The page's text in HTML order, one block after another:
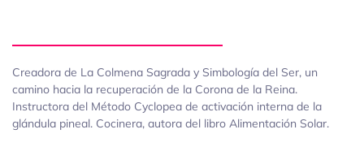
Creadora de La Colmena Sagrada y Simbología del Ser, un
camino hacia la recuperación de la Corona de la Reina.
Instructora del Método Cyclopea de activación interna de la
glándula pineal. Cocinera, autora del libro Alimentación Solar.